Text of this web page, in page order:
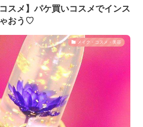
スメ】パケ買いコスメでインス
おう♡
メイク・コスメ・美容